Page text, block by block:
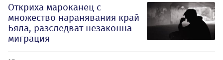
Откриха мароканец с
множество наранявания край
Бяла, разследват незаконна
миграция